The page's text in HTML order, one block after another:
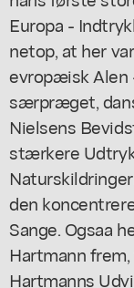
Europa -
netop, at her
evropæisk Alen
særpræget,
Nielsens
stærkere
den
Sange. Ogsaa
Hartmann
Hartmanns